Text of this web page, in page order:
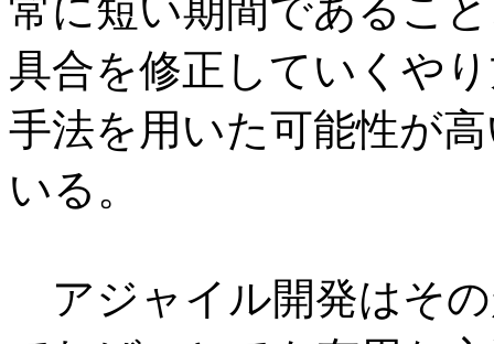
常に短い期間であるこ
具合を修正していくや
手法を用いた可能性が
いる。
アジャイル開発はそ